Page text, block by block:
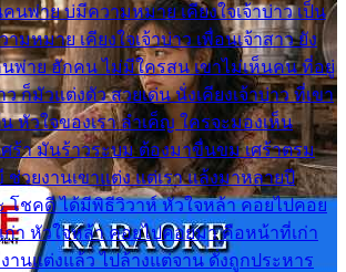
คนพ่าย บ่มีความหมาย เคียงใจเจ้าบ่าว เป็น
มหมาย เคียงใจเจ้าบ่าว เพื่อนเจ้าสาว ยัง
พ่าย ฮักคน ไม่มีใครสน เขาไม่เห็นคน ที่อยู่
ว ก็มัวแต่งตัว สวยเด่น นั่งเคียงเจ้าบ่าว ที่เขา
น หัวใจของเรา ลำเค็ญ ใครจะมองเห็น
ศร้า มันร้าวระบม ต้องมาขื่นขม เศร้าตรม
วยงานเขาแต่ง แต่เรา แล้งมาหลายปี
โชคดี ได้มีพิธีวิวาห์ หัวใจหล้า คอยไปคอย
า หัวใจหล้า คอยไปคอยมา คือหน้าที่เก่า
านแต่งแล้ว ไปล้างแต่จาน ดั่งถูกประหาร